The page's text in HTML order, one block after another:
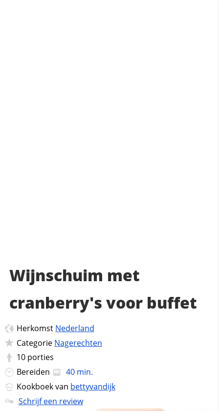
Wijnschuim met
cranberry's voor buffet
Herkomst Nederland
Categorie Nagerechten
10 porties
Bereiden
40 min.
Kookboek van bettyvandijk
Schrijf een review